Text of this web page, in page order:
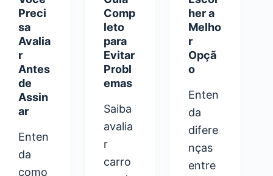
Preci
sa
Avalia
r
Antes
de
Assin
ar
Enten
da
como
Comp
leto
para
Evitar
Probl
emas
Saiba
avalia
r
carro
her a
Melho
r
Opçã
o
Enten
da
difere
nças
entre